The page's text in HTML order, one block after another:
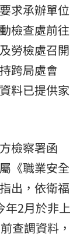
求承辦單位
檢查處前往
勞檢處召開
跨局處會
料已提供家
檢察署函
《職業安全
出，依衛福
年2月於非上
查調資料，